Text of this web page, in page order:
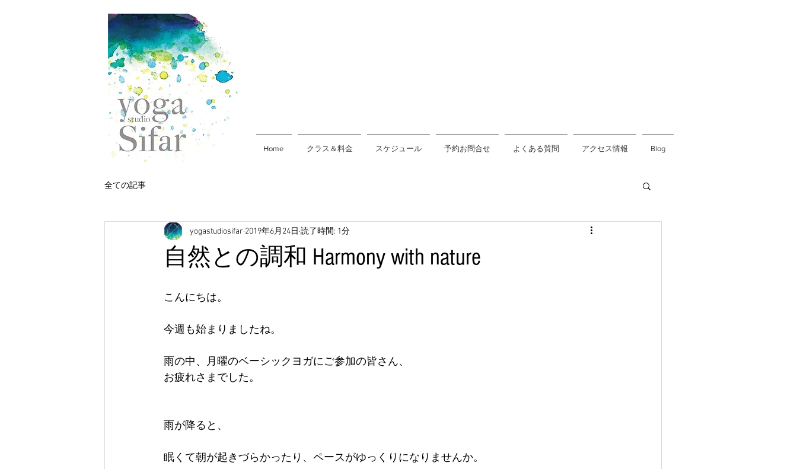
Home クラス＆料金 スケジュール 予約お問合せ よくある質問 アクセス情報 Blog
全ての記事
自然との調和 Harmony with nature
yogastudiosifar 2019年6月24日 読了時間: 1分
こんにちは。
今週も始まりましたね。
雨の中、月曜のベーシックヨガにご参加の皆さん、
お疲れさまでした。
雨が降ると、
眠くて朝が起きづらかったり、ペースがゆっくりになりませんか。